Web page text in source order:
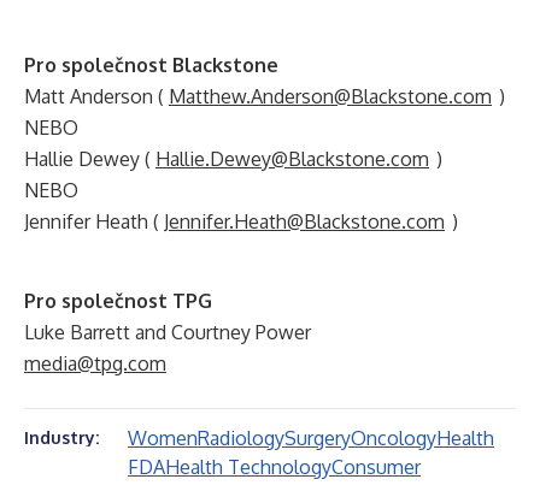
Pro společnost Blackstone
Matt Anderson ( Matthew.Anderson@Blackstone.com )
NEBO
Hallie Dewey ( Hallie.Dewey@Blackstone.com )
NEBO
Jennifer Heath ( Jennifer.Heath@Blackstone.com )
Pro společnost TPG
Luke Barrett and Courtney Power
media@tpg.com
Industry: WomenRadiologySurgeryOncologyHealth
FDAHealth TechnologyConsumer